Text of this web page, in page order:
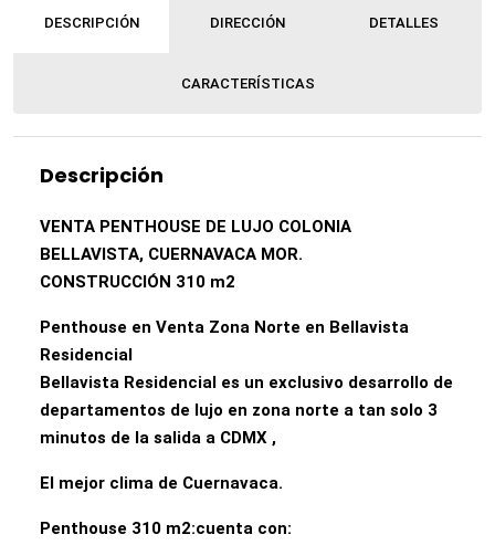
DESCRIPCIÓN DIRECCIÓN DETALLES
CARACTERÍSTICAS
Descripción
VENTA PENTHOUSE DE LUJO COLONIA
BELLAVISTA, CUERNAVACA MOR.
CONSTRUCCIÓN 310 m2
Penthouse en Venta Zona Norte en Bellavista
Residencial
Bellavista Residencial es un exclusivo desarrollo de
departamentos de lujo en zona norte a tan solo 3
minutos de la salida a CDMX ,
El mejor clima de Cuernavaca.
Penthouse 310 m2:cuenta con: